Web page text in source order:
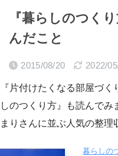
『暮らしのつく
んだこと
2015/08/20 2022/
『片付けたくなる部屋づ
しのつくり方』も読んで
まりさんに並ぶ人気の整理
暮らしの